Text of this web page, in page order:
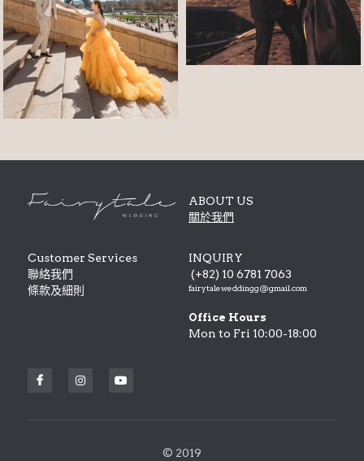
ABOUT US
關於我們
Customer Services
聯絡我們
條款及細則
INQUIRY
(+82) 10 6781 7063
fairytaleweddingg@gmail.com
Office Hours
Mon to Fri 10:00-18:00
© 2019